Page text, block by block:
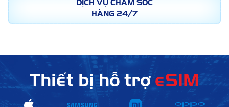
DỊCH VỤ CHĂM SÓC
HÀNG 24/7
Thiết bị hỗ trợeSIM